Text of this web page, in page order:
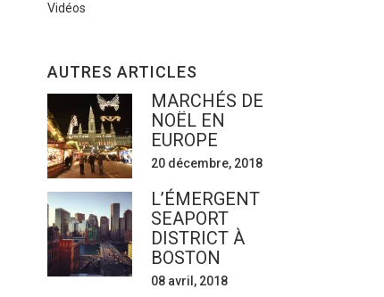
Vidéos
AUTRES ARTICLES
MARCHÉS DE
NOËL EN
EUROPE
20 décembre, 2018
L’ÉMERGENT
SEAPORT
DISTRICT À
BOSTON
08 avril, 2018